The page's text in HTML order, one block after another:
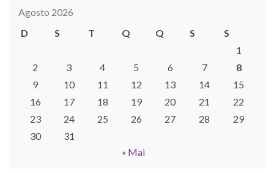
Agosto 2026
D
S T Q Q S
S
1
2
3 4 5 6 7
8
9
10 11 12 13 14
15
16
17 18 19 20 21
22
23
24 25 26 27 28
29
30
31
« Mai